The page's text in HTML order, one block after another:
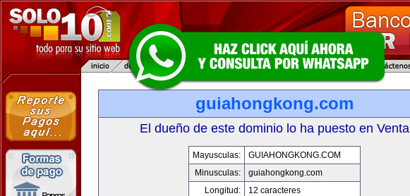
guiahongkong.com
El dueño de este dominio lo ha puesto en Venta
Mayusculas:
GUIAHONGKONG.COM
Minusculas:
guiahongkong.com
Longitud:
12 caracteres